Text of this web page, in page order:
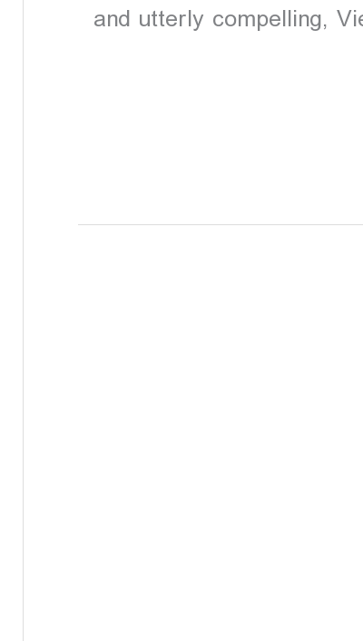
and utterly compelling,